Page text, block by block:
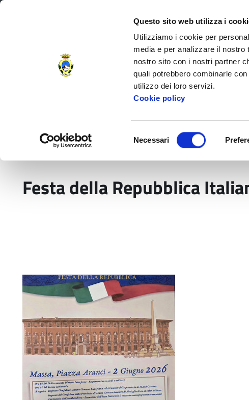
Questo sito web utilizza i
Utilizziamo i cookie per
media e per analizzare il
nostro sito con i nostri partner
quali potrebbero combinarle
utilizzo dei loro servizi.
Cookie policy
Necessari
Provincia di Massa‑Carrara
Settori e
Reti culturali e Pari opportunità
Festa della Repubblica